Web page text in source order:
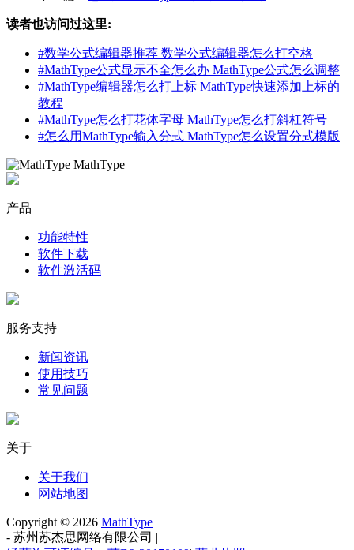
在“箭头模板”中选择双向斜箭头
这是直接利用MathType模板的方法进行编辑，还可以利用插
1.在MathType工作界面中，选择MathType菜单中的“编
辑”——“插入符号”命令。
出现许多相应的模板。拉动符号面板的滚动条，找到你想根据
双向斜箭头符号后，点击插入就可以了。
读者也访问过这里:
#数学公式编辑器推荐 数学公式编辑器怎么打空格
#MathType公式显示不全怎么办 MathType公式怎么调整
#MathType编辑器怎么打上标 MathType快速添加上标的
教程
#MathType怎么打花体字母 MathType怎么打斜杠符号
#怎么用MathType输入分式 MathType怎么设置分式模版
MathType
产品
功能特性
软件下载
软件激活码
服务支持
新闻资讯
使用技巧
常见问题
关于
关于我们
网站地图
Copyright © 2026 MathType
- 苏州苏杰思网络有限公司 |